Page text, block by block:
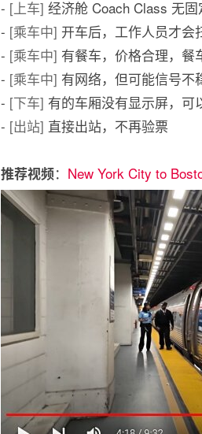
- [上车] 经济舱 Coach Class 无
- [乘车中] 开车后，工作人员才会
- [乘车中] 有餐车，价格合理，餐
- [乘车中] 有网络，但可能信号不
- [下车] 有的车厢没有显示屏，可
- [出站] 直接出站，不再验票
推荐视频： New York City to